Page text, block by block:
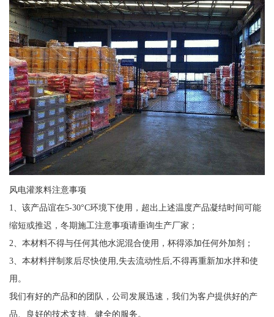
风电灌浆料注意事项
1、该产品谊在5-30°C环境下使用，超出上述温度产品凝结时间可能
缩短或推迟，冬期施工注意事项请垂询生产厂家；
2、本材料不得与任何其他水泥混合使用，杯得添加任何外加剂；
3、本材料拌制浆后尽快使用,失去流动性后,不得再重新加水拌和使
用。
我们有好的产品和的团队，公司发展迅速，我们为客户提供好的产
品、良好的技术支持、健全的服务。